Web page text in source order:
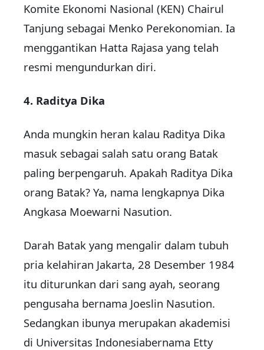
Komite Ekonomi Nasional (KEN) Chairul
Tanjung sebagai Menko Perekonomian. Ia
menggantikan Hatta Rajasa yang telah
resmi mengundurkan diri.
4. Raditya Dika
Anda mungkin heran kalau Raditya Dika
masuk sebagai salah satu orang Batak
paling berpengaruh. Apakah Raditya Dika
orang Batak? Ya, nama lengkapnya Dika
Angkasa Moewarni Nasution.
Darah Batak yang mengalir dalam tubuh
pria kelahiran Jakarta, 28 Desember 1984
itu diturunkan dari sang ayah, seorang
pengusaha bernama Joeslin Nasution.
Sedangkan ibunya merupakan akademisi
di Universitas Indonesiabernama Etty